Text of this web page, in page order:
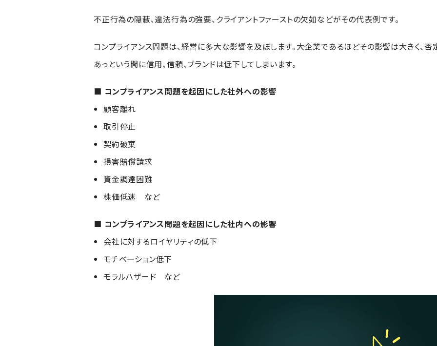
不正行為の隠蔽、違法行為の強要、クライアントファーストの欠如などがその代表例です。
コンプライアンス問題は、経営に多大な影響を及ぼします。大企業であるほどその影響は大きく、
あっという間に信用、信頼、ブランドは低下してしまいます。
■ コンプライアンス問題を起因にした社外への影響
顧客離れ
取引停止
契約破棄
損害賠償請求
資金調達困難
株価低迷 など
■ コンプライアンス問題を起因にした社内への影響
会社に対するロイヤリティの低下
モチベーション低下
モラルハザード など